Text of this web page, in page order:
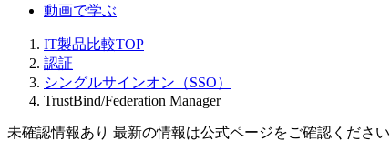
動画で学ぶ
IT製品比較TOP
認証
シングルサインオン（SSO）
TrustBind/Federation Manager
未確認情報あり 最新の情報は公式ページをご確認ください